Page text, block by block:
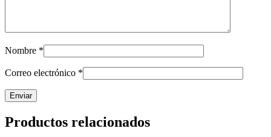
Nombre *
Correo electrónico *
Productos relacionados